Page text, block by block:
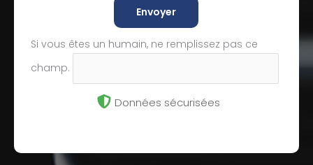
Envoyer
Si vous êtes un humain, ne remplissez pas ce
champ.
Données sécurisées